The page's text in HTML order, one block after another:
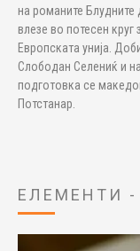
на романите Блудните
влезе во потесен
Европската унија.
Слободан Селениќ и
подготовка се
Потстанар.
ЕЛЕМЕНТИ -